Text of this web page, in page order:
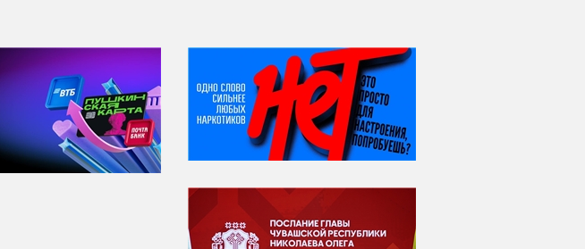
НИ ДНЯ БЕЗ ДАТЫ...
08 августа
ВСЕМИРНЫЙ ДЕНЬ
КОШЕК